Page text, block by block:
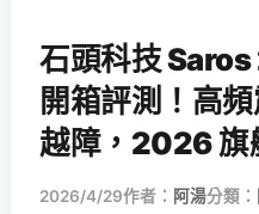
石頭科技
開箱評測！高
越障，2026 旗
2026/4/29作者： 阿湯分類：